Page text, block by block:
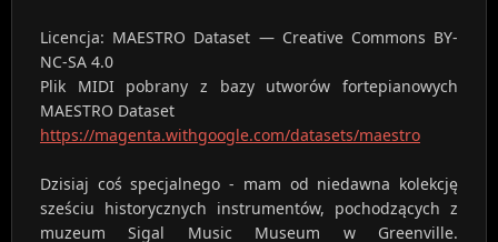
Licencja: MAESTRO Dataset — Creative Commons BY-
NC-SA 4.0
Plik MIDI pobrany z bazy utworów fortepianowych
MAESTRO Dataset
https://magenta.withgoogle.com/datasets/maestro
Dzisiaj coś specjalnego - mam od niedawna kolekcję
sześciu historycznych instrumentów, pochodzących z
muzeum Sigal Music Museum w Greenville.